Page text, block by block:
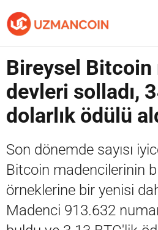
Piyasa
Soru Sor
Contact / İletişim
Bireysel Bitcoin
devleri solladı,
dolarlık ödülü
Son dönemde sayısı
Bitcoin madencilerinin
örneklerine bir yenisi
Madenci 913.632